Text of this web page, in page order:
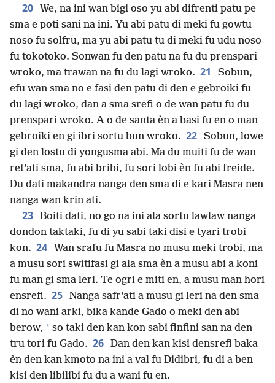
20 We, na ini wan bigi oso yu abi difrenti patu pe
sma e poti sani na ini. Yu abi patu di meki fu gowtu
noso fu solfru, ma yu abi patu tu di meki fu udu noso
fu tokotoko. Sonwan fu den patu na fu du prenspari
wroko, ma trawan na fu du lagi wroko. 21
Sobun,
efu wan sma no e fasi den patu di den e gebroiki fu
du lagi wroko, dan a sma srefi o de wan patu fu du
prenspari wroko. A o de santa èn a basi fu en o man
gebroiki en gi ibri sortu bun wroko. 22 Sobun, lowe
gi den lostu di yongusma abi. Ma du muiti fu de wan
ret’ati sma, fu abi bribi, fu sori lobi èn fu abi freide.
Du dati makandra nanga den sma di e kari Masra nen
nanga wan krin ati.
23 Boiti dati, no go na ini ala sortu lawlaw nanga
dondon taktaki, fu di yu sabi taki disi e tyari trobi
kon. 24 Wan srafu fu Masra no musu meki trobi, ma
a musu sori switifasi gi ala sma èn a musu abi a koni
fu man gi sma leri. Te ogri e miti en, a musu man hori
ensrefi. 25 Nanga safr’ati a musu gi leri na den sma
di no wani arki, bika kande Gado o meki den abi
berow, * so taki den kan kon sabi finfini san na den
tru tori fu Gado. 26 Dan den kan kisi densrefi baka
èn den kan kmoto na ini a val fu Didibri, fu di a ben
kisi den libilibi fu du a wani fu en.